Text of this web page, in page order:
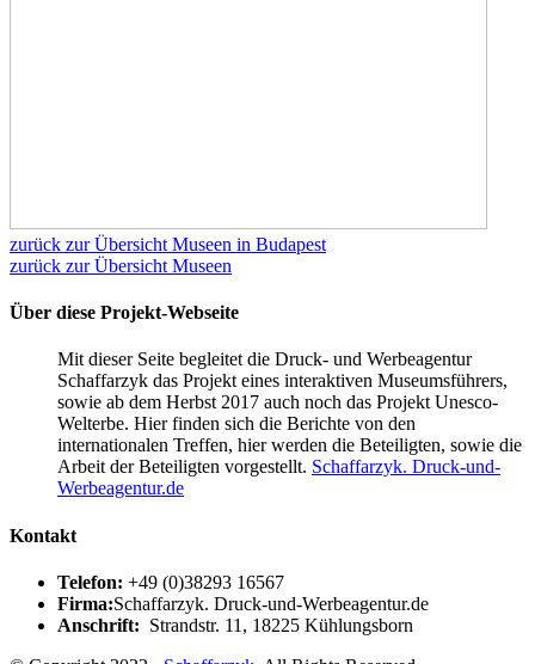
zurück zur Übersicht Museen in Budapest
zurück zur Übersicht Museen
Über diese Projekt-Webseite
Mit dieser Seite begleitet die Druck- und Werbeagentur
Schaffarzyk das Projekt eines interaktiven Museumsführers,
sowie ab dem Herbst 2017 auch noch das Projekt Unesco-
Welterbe. Hier finden sich die Berichte von den
internationalen Treffen, hier werden die Beteiligten, sowie die
Arbeit der Beteiligten vorgestellt. Schaffarzyk. Druck-und-
Werbeagentur.de
Kontakt
Telefon: +49 (0)38293 16567
Firma:Schaffarzyk. Druck-und-Werbeagentur.de
Anschrift: Strandstr. 11, 18225 Kühlungsborn